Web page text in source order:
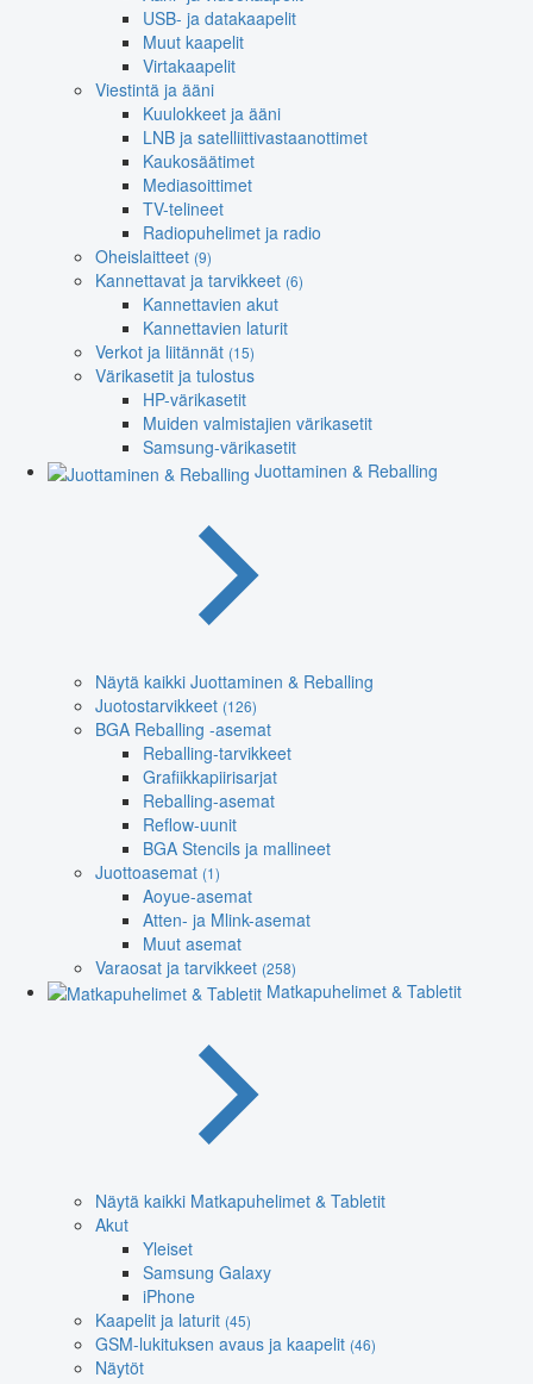
USB- ja datakaapelit
Muut kaapelit
Virtakaapelit
Viestintä ja ääni
Kuulokkeet ja ääni
LNB ja satelliittivastaanottimet
Kaukosäätimet
Mediasoittimet
TV-telineet
Radiopuhelimet ja radio
Oheislaitteet (9)
Kannettavat ja tarvikkeet (6)
Kannettavien akut
Kannettavien laturit
Verkot ja liitännät (15)
Värikasetit ja tulostus
HP-värikasetit
Muiden valmistajien värikasetit
Samsung-värikasetit
Juottaminen & Reballing
Näytä kaikki Juottaminen & Reballing
Juotostarvikkeet (126)
BGA Reballing -asemat
Reballing-tarvikkeet
Grafiikkapiirisarjat
Reballing-asemat
Reflow-uunit
BGA Stencils ja mallineet
Juottoasemat (1)
Aoyue-asemat
Atten- ja Mlink-asemat
Muut asemat
Varaosat ja tarvikkeet (258)
Matkapuhelimet & Tabletit
Näytä kaikki Matkapuhelimet & Tabletit
Akut
Yleiset
Samsung Galaxy
iPhone
Kaapelit ja laturit (45)
GSM-lukituksen avaus ja kaapelit (46)
Näytöt